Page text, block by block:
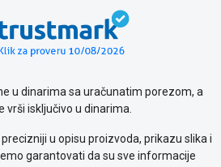
u dinarima sa uračunatim porezom, a
vrši isključivo u dinarima.
u opisu proizvoda, prikazu slika i
garantovati da su sve informacije